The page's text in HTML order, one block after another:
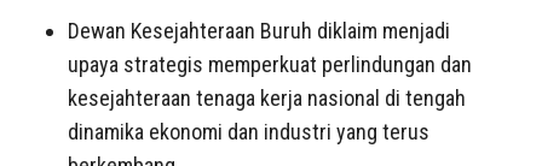
Dewan Kesejahteraan Buruh diklaim menjadi
upaya strategis memperkuat perlindungan dan
kesejahteraan tenaga kerja nasional di tengah
dinamika ekonomi dan industri yang terus